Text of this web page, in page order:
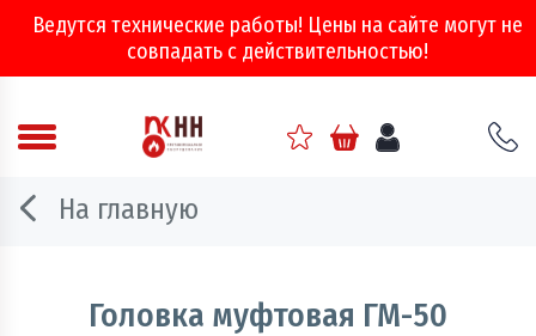
Ведутся технические работы! Цены на сайте могут не
совпадать с действительностью!
Аварийно - спасательное оборудование
Двери, ворота и люки противопожарные
На главную
Головка муфтовая ГМ-50